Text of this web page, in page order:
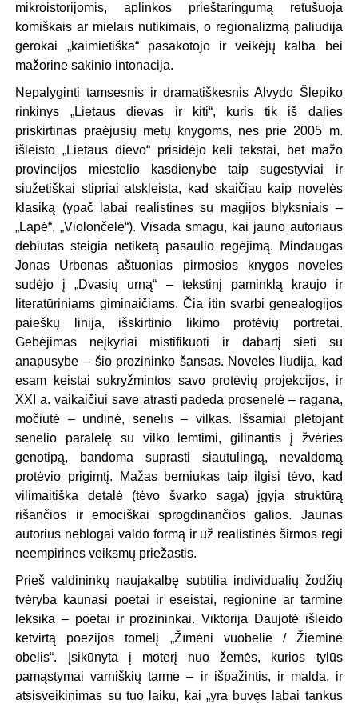
mikroistorijomis, aplinkos prieštaringumą retušuoja
komiškais ar mielais nutikimais, o regionalizmą paliudija
gerokai „kaimietiška“ pasakotojo ir veikėjų kalba bei
mažorine sakinio intonacija.
Nepalyginti tamsesnis ir dramatiškesnis Alvydo Šlepiko
rinkinys „Lietaus dievas ir kiti“, kuris tik iš dalies
priskirtinas praėjusių metų knygoms, nes prie 2005 m.
išleisto „Lietaus dievo“ prisidėjo keli tekstai, bet mažo
provincijos miestelio kasdienybė taip sugestyviai ir
siužetiškai stipriai atskleista, kad skaičiau kaip novelės
klasiką (ypač labai realistines su magijos blyksniais –
„Lapė“, „Violončelė“). Visada smagu, kai jauno autoriaus
debiutas steigia netikėtą pasaulio regėjimą. Mindaugas
Jonas Urbonas aštuonias pirmosios knygos noveles
sudėjo į „Dvasių urną“ – tekstinį paminklą kraujo ir
literatūriniams giminaičiams. Čia itin svarbi genealogijos
paieškų linija, išskirtinio likimo protėvių portretai.
Gebėjimas neįkyriai mistifikuoti ir dabartį sieti su
anapusybe – šio prozininko šansas. Novelės liudija, kad
esam keistai sukryžmintos savo protėvių projekcijos, ir
XXI a. vaikaičiui save atrasti padeda prosenelė – ragana,
močiutė – undinė, senelis – vilkas. Išsamiai plėtojant
senelio paralelę su vilko lemtimi, gilinantis į žvėries
genotipą, bandoma suprasti siautulingą, nevaldomą
protėvio prigimtį. Mažas berniukas taip ilgisi tėvo, kad
vilimaitiška detalė (tėvo švarko saga) įgyja struktūrą
rišančios ir emociškai sprogdinančios galios. Jaunas
autorius neblogai valdo formą ir už realistinės širmos regi
neempirines veiksmų priežastis.
Prieš valdininkų naujakalbę subtilia individualių žodžių
tvėryba kaunasi poetai ir eseistai, regionine ar tarmine
leksika – poetai ir prozininkai. Viktorija Daujotė išleido
ketvirtą poezijos tomelį „Žīmėni vuobelie / Žieminė
obelis“. Įsikūnyta į moterį nuo žemės, kurios tylūs
pamąstymai varniškių tarme – ir išpažintis, ir malda, ir
atsisveikinimas su tuo laiku, kai „yra buvęs labai tankus